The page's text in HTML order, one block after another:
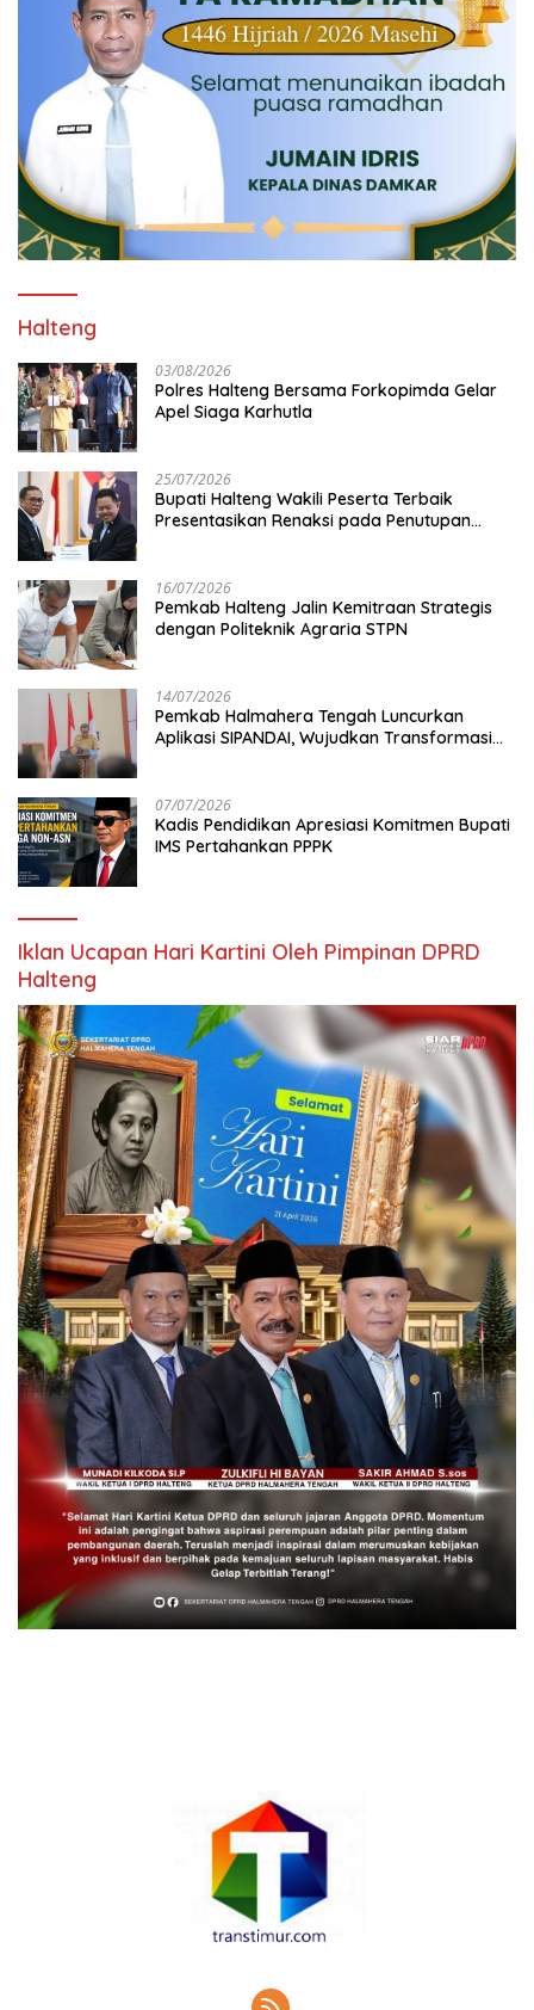
Halteng
03/08/2026
Polres Halteng Bersama Forkopimda Gelar
Apel Siaga Karhutla
25/07/2026
Bupati Halteng Wakili Peserta Terbaik
Presentasikan Renaksi pada Penutupan
16/07/2026
Pemkab Halteng Jalin Kemitraan Strategis
dengan Politeknik Agraria STPN
14/07/2026
Pemkab Halmahera Tengah Luncurkan
Aplikasi SIPANDAI, Wujudkan Transformasi
07/07/2026
Kadis Pendidikan Apresiasi Komitmen Bupati
IMS Pertahankan PPPK
Iklan Ucapan Hari Kartini Oleh Pimpinan DPRD
Halteng